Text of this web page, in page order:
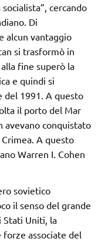
cercando
Di
alcun vantaggio
si trasformò in
fine superò la
e quindi si
1991. A questo
il porto del Mar
avevano conquistato
A questo
Warren I. Cohen
sovietico
il senso del grande
Stati Uniti, la
associate del